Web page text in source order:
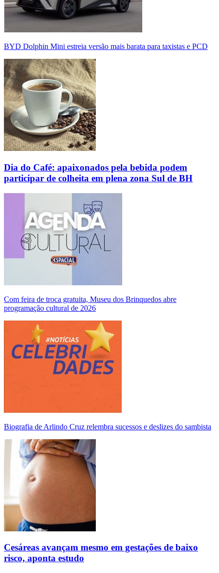
BYD Dolphin Mini estreia versão mais barata para taxistas e PCD
Dia do Café: apaixonados pela bebida podem
participar de colheita em plena zona Sul de BH
Com feira de troca gratuita, Museu dos Brinquedos abre
programação cultural de 2026
Biografia de Arlindo Cruz relembra sucessos e deslizes do sambista
Cesáreas avançam mesmo em gestações de baixo
risco, aponta estudo